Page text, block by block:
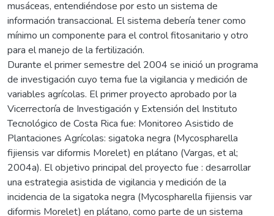
musáceas, entendiéndose por esto un sistema de
información transaccional. El sistema debería tener como
mínimo un componente para el control fitosanitario y otro
para el manejo de la fertilización.
Durante el primer semestre del 2004 se inició un programa
de investigación cuyo tema fue la vigilancia y medición de
variables agrícolas. El primer proyecto aprobado por la
Vicerrectoría de Investigación y Extensión del Instituto
Tecnológico de Costa Rica fue: Monitoreo Asistido de
Plantaciones Agrícolas: sigatoka negra (Mycospharella
fijiensis var diformis Morelet) en plátano (Vargas, et al;
2004a). El objetivo principal del proyecto fue : desarrollar
una estrategia asistida de vigilancia y medición de la
incidencia de la sigatoka negra (Mycospharella fijiensis var
diformis Morelet) en plátano, como parte de un sistema